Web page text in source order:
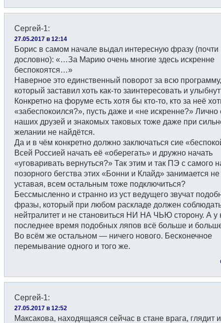
Сергей-1:
27.05.2017 в 12:14
Борис в самом начале выдал интересную фразу (почти
дословно): «…За Марию очень многие здесь искренне
беспокоятся…»
Наверное это единственный поворот за всю программу,
который заставил хоть как-то заинтересовать и
Конкретно на форуме есть хотя бы кто-то, кто за неё
«забеспокоился?», пусть даже и «не искренне?» Лично
наших друзей и знакомых таковых тоже даже при
желании не найдётся.
Да и в чём конкретно должно заключаться сие
Всей Россией начать её «оберегать» и дружно начать
«уговаривать вернуться?» Так этим и так ПЭ с самого
позорного бегства этих «Бонни и Клайд» занимается не
уставая, всем остальным тоже подключиться?
Бессмысленно и странно из уст ведущего звучат
фразы, который при любом раскладе должен
нейтралитет и не становиться НИ НА ЧЬЮ сторону. А у
последнее время подобных ляпов всё больше и
Во всём же остальном — ничего нового. Бесконечное
перемывание одного и того же.
Сергей-1:
27.05.2017 в 12:52
Максакова, находящаяся сейчас в стане врага, глядит и